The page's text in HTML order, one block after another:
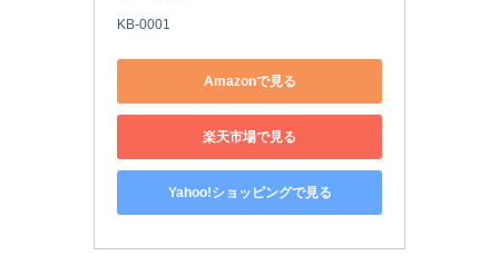
KB-0001
Amazonで見る
楽天市場で見る
Yahoo!ショッピングで見る